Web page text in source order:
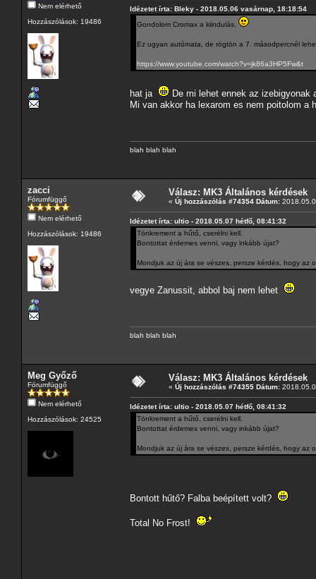
Nem elérhető
Hozzászólások: 19486
Idézetet írta: Bleky - 2018.05.06 vasárnap, 18:18:54
Gondolom Cromax a kiindulás.
Ez ugyan autómata, de rögtön a 7. másodpercnél
https://www.youtube.com/watch?v=jk86a3HP5Fw&t
hat ja
De mi lehet ennek az
Mi van akkor ha lexarom es nem poitolom a
blah blah blah
zacci
Fórumfüggő
Nem elérhető
Hozzászólások: 19486
Válasz: MK3 Általános kérdések
« Új hozzászólás #74354 Dátum:
Idézetet írta: ultio - 2018.05.07 hétfő, 08:41:32
Tönkrement a hűtő, cserélni kell.
Bontottat érdemes venni, vagy inkább újat?
Mondjuk az új ára se vészes, persze kérdés, hogy az
vegye Zanussit, abbol baj nem lehet
blah blah blah
Meg Győző
Fórumfüggő
Nem elérhető
Hozzászólások: 24525
Válasz: MK3 Általános kérdések
« Új hozzászólás #74355 Dátum:
Idézetet írta: ultio - 2018.05.07 hétfő, 08:41:32
Tönkrement a hűtő, cserélni kell.
Bontottat érdemes venni, vagy inkább újat?
Mondjuk az új ára se vészes, persze kérdés, hogy az
Bontott hűtő? Falba beépített volt?
Total No Frost!